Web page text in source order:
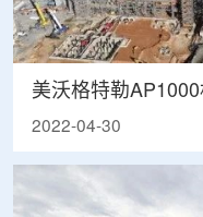
美沃格特勒
2022-04-30